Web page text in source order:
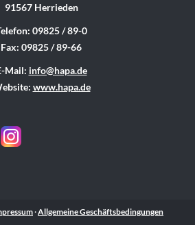
91567 Herrieden
09825 / 89-0
Fax: 09825 / 89-66
Mail: info@hapa.de
www.hapa.de
·Allgemeine Geschäftsbedingungen